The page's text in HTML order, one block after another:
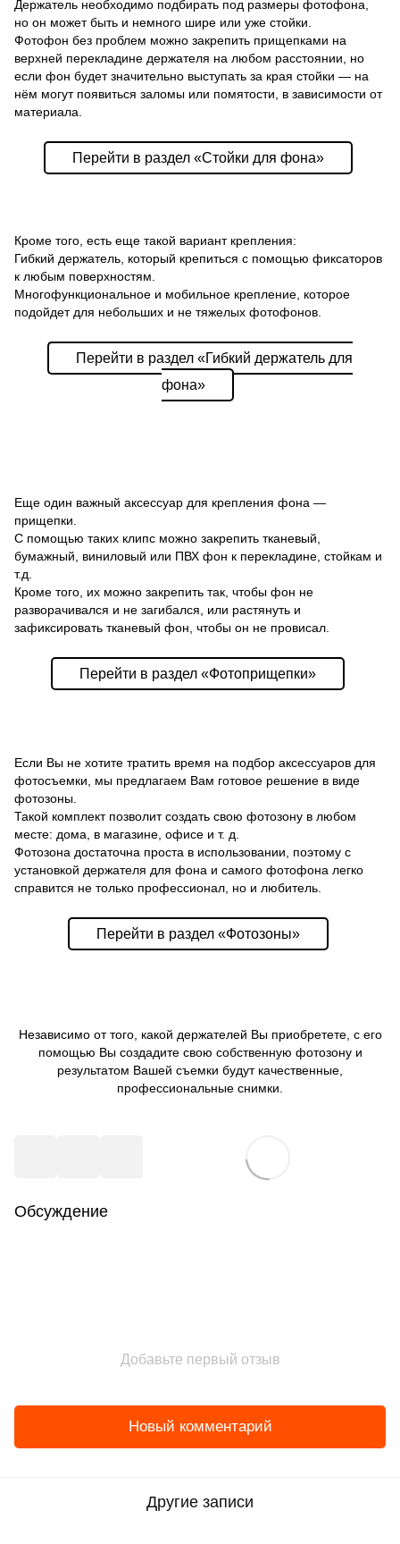
Держатель необходимо подбирать под размеры фотофона,
но он может быть и немного шире или уже стойки.
Фотофон без проблем можно закрепить прищепками на
верхней перекладине держателя на любом расстоянии, но
если фон будет значительно выступать за края стойки — на
нём могут появиться заломы или помятости, в зависимости от
материала.
Перейти в раздел «Стойки для фона»
Кроме того, есть еще такой вариант крепления:
Гибкий держатель, который крепиться с помощью фиксаторов
к любым поверхностям.
Многофункциональное и мобильное крепление, которое
подойдет для небольших и не тяжелых фотофонов.
Перейти в раздел «Гибкий держатель для
фона»
Еще один важный аксессуар для крепления фона —
прищепки.
С помощью таких клипс можно закрепить тканевый,
бумажный, виниловый или ПВХ фон к перекладине, стойкам и
т.д.
Кроме того, их можно закрепить так, чтобы фон не
разворачивался и не загибался, или растянуть и
зафиксировать тканевый фон, чтобы он не провисал.
Перейти в раздел «Фотоприщепки»
Если Вы не хотите тратить время на подбор аксессуаров для
фотосъемки, мы предлагаем Вам готовое решение в виде
фотозоны.
Такой комплект позволит создать свою фотозону в любом
месте: дома, в магазине, офисе и т. д.
Фотозона достаточна проста в использовании, поэтому с
установкой держателя для фона и самого фотофона легко
справится не только профессионал, но и любитель.
Перейти в раздел «Фотозоны»
Независимо от того, какой держателей Вы приобретете, с его
помощью Вы создадите свою собственную фотозону и
результатом Вашей съемки будут качественные,
профессиональные снимки.
Обсуждение
Добавьте первый отзыв
Новый комментарий
Другие записи